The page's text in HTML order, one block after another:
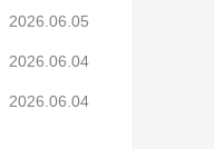
2026.06.05
2026.06.04
2026.06.04